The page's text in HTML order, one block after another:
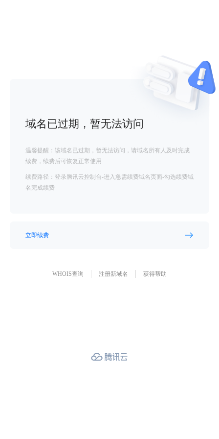
域名已过期，暂无法访问
温馨提醒：该域名已过期，暂无法访问，请域名所有人及时完成
续费，续费后可恢复正常使用
续费路径：登录腾讯云控制台-进入急需续费域名页面-勾选续费域
名完成续费
立即续费
WHOIS查询 注册新域名 获得帮助